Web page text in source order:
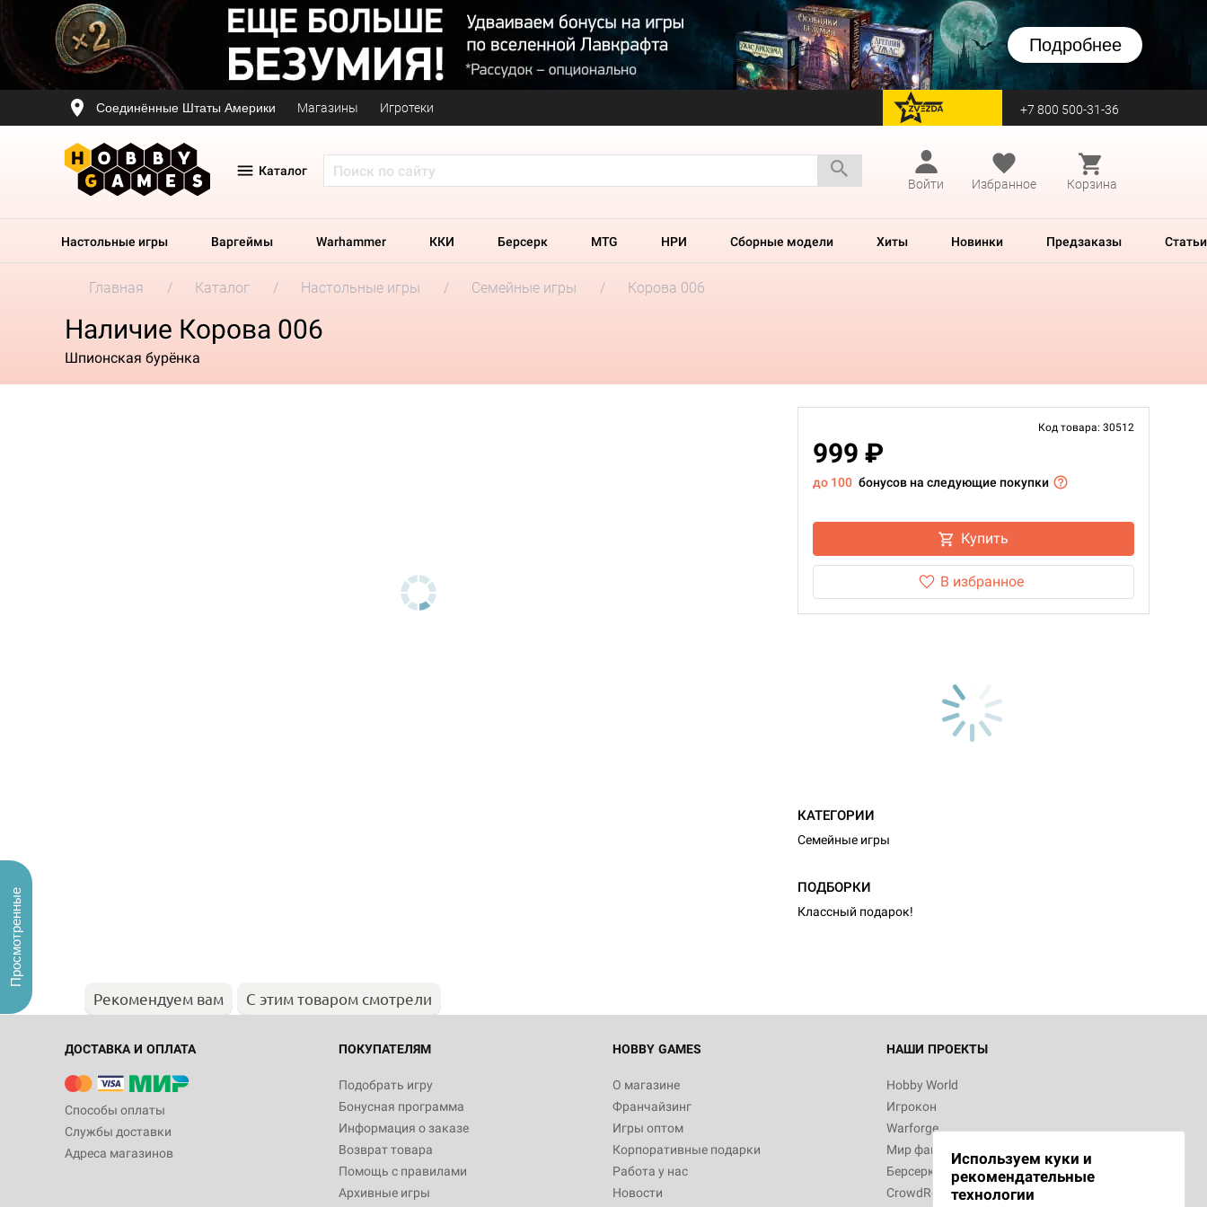
Подробнее
Соединённые Штаты Америки Магазины Игротеки перейти на Zvezda +7 800 500-31-36
Каталог
Войти
Избранное Корзина
Настольные игры Варгеймы Warhammer ККИ Берсерк MTG НРИ Сборные модели Хиты Новинки Предзаказы Статьи
Главная Каталог Настольные игры Семейные игры Корова 006
Наличие Корова 006
Шпионская бурёнка
Код товара: 30512
999 ₽
до 100 бонусов на следующие покупки
Купить
В избранное
КАТЕГОРИИ
Семейные игры
ПОДБОРКИ
Классный подарок!
Рекомендуем вам С этим товаром смотрели
ДОСТАВКА И ОПЛАТА
Способы оплаты
Службы доставки
Адреса магазинов
ПОКУПАТЕЛЯМ
Подобрать игру
Бонусная программа
Информация о заказе
Возврат товара
Помощь с правилами
Архивные игры
HOBBY GAMES
О магазине
Франчайзинг
Игры оптом
Корпоративные подарки
Работа у нас
Новости
НАШИ ПРОЕКТЫ
Hobby World
Игрокон
Warforge
Мир фантастики
Берсерк
CrowdRepublic
Используем куки и
рекомендательные
технологии
Просмотренные
Настольная игра Hobby World Монстры
Белая смерть
12 990
Настольная игра Hobby World Берсерк.
3 490